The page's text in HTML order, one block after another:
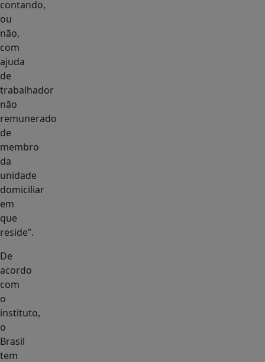
contando,
ou
não,
com
ajuda
de
trabalhador
não
remunerado
de
membro
da
unidade
domiciliar
em
que
reside”.
De
acordo
com
o
instituto,
o
Brasil
tem